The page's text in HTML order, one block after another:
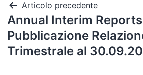
Articolo precedente
Annual Interim Reports
Pubblicazione
Trimestrale al